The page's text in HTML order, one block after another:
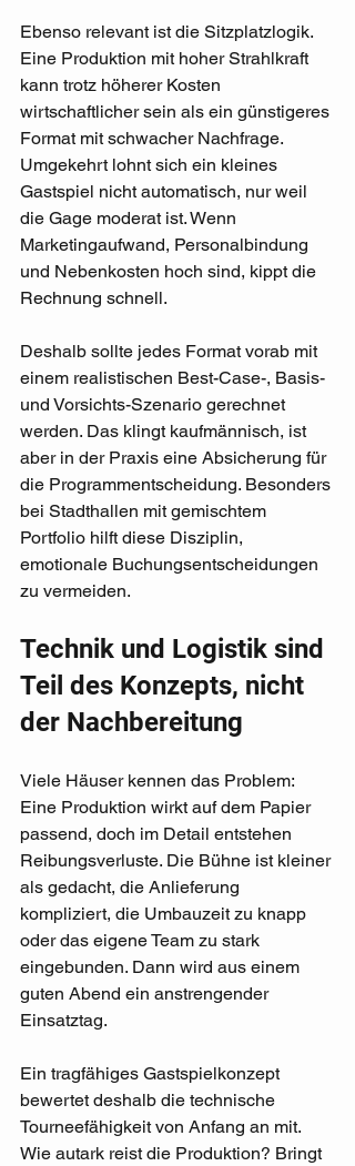
Ebenso relevant ist die Sitzplatzlogik.
Eine Produktion mit hoher Strahlkraft
kann trotz höherer Kosten
wirtschaftlicher sein als ein günstigeres
Format mit schwacher Nachfrage.
Umgekehrt lohnt sich ein kleines
Gastspiel nicht automatisch, nur weil
die Gage moderat ist. Wenn
Marketingaufwand, Personalbindung
und Nebenkosten hoch sind, kippt die
Rechnung schnell.
Deshalb sollte jedes Format vorab mit
einem realistischen Best-Case-, Basis-
und Vorsichts-Szenario gerechnet
werden. Das klingt kaufmännisch, ist
aber in der Praxis eine Absicherung für
die Programmentscheidung. Besonders
bei Stadthallen mit gemischtem
Portfolio hilft diese Disziplin,
emotionale Buchungsentscheidungen
zu vermeiden.
Technik und Logistik sind
Teil des Konzepts, nicht
der Nachbereitung
Viele Häuser kennen das Problem:
Eine Produktion wirkt auf dem Papier
passend, doch im Detail entstehen
Reibungsverluste. Die Bühne ist kleiner
als gedacht, die Anlieferung
kompliziert, die Umbauzeit zu knapp
oder das eigene Team zu stark
eingebunden. Dann wird aus einem
guten Abend ein anstrengender
Einsatztag.
Ein tragfähiges Gastspielkonzept
bewertet deshalb die technische
Tourneefähigkeit von Anfang an mit.
Wie autark reist die Produktion? Bringt